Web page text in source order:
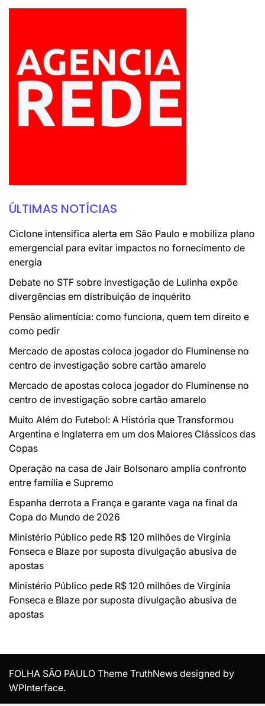
ÚLTIMAS NOTÍCIAS
Ciclone intensifica alerta em São Paulo e mobiliza plano
emergencial para evitar impactos no fornecimento de
energia
Debate no STF sobre investigação de Lulinha expõe
divergências em distribuição de inquérito
Pensão alimentícia: como funciona, quem tem direito e
como pedir
Mercado de apostas coloca jogador do Fluminense no
centro de investigação sobre cartão amarelo
Mercado de apostas coloca jogador do Fluminense no
centro de investigação sobre cartão amarelo
Muito Além do Futebol: A História que Transformou
Argentina e Inglaterra em um dos Maiores Clássicos das
Copas
Operação na casa de Jair Bolsonaro amplia confronto
entre família e Supremo
Espanha derrota a França e garante vaga na final da
Copa do Mundo de 2026
Ministério Público pede R$ 120 milhões de Virgínia
Fonseca e Blaze por suposta divulgação abusiva de
apostas
Ministério Público pede R$ 120 milhões de Virgínia
Fonseca e Blaze por suposta divulgação abusiva de
apostas
FOLHA SÃO PAULO Theme TruthNews designed by
WPInterface.